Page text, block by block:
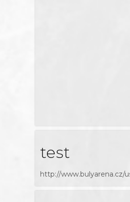
test
http://www.bulyarena.cz/